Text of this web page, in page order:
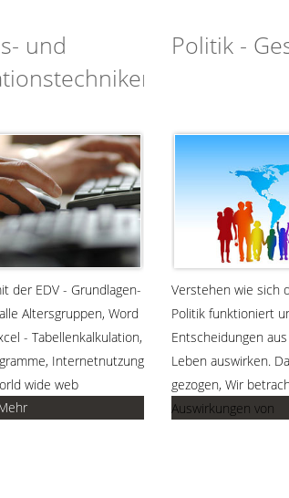
und
der EDV - Grundlagen-
Altersgruppen, Word
- Tabellenkalkulation,
Internetnutzung
wide web
Politik -
Verstehen wie sich
Politik funktioniert
Entscheidungen
Leben auswirken.
gezogen, Wir
Auswirkungen von